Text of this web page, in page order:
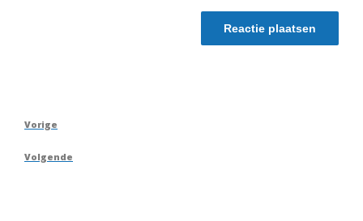
Berichtnavigatie
Vorig
Vorige
Volgend
Volgende